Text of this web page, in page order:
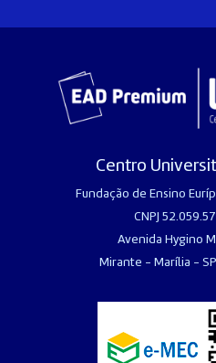
Centro
Fundação de Ensino
CNPJ
Avenida Hygino
Mirante - Marília -